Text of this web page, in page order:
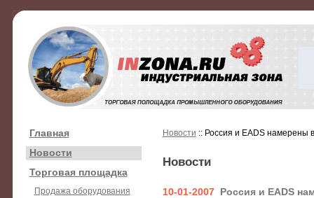
Главная
Новости
Торговая площадка
Продажа оборудования
Новости :: Россия и EADS намерены
Новости
10-01-2007 Россия и EADS